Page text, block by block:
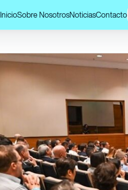
InicioSobre NosotrosNoticiasContacto